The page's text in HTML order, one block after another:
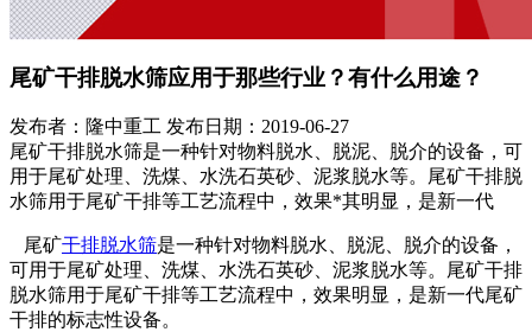
尾矿干排脱水筛应用于那些行业？有什么用途？
发布者：隆中重工 发布日期：2019-06-27
尾矿干排脱水筛是一种针对物料脱水、脱泥、脱介的设备，可
用于尾矿处理、洗煤、水洗石英砂、泥浆脱水等。尾矿干排脱
水筛用于尾矿干排等工艺流程中，效果*其明显，是新一代
尾矿干排脱水筛是一种针对物料脱水、脱泥、脱介的设备，
可用于尾矿处理、洗煤、水洗石英砂、泥浆脱水等。尾矿干排
脱水筛用于尾矿干排等工艺流程中，效果明显，是新一代尾矿
干排的标志性设备。